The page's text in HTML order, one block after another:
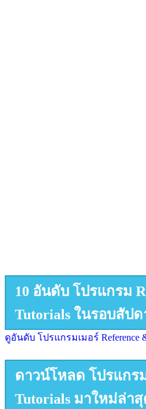
10 อันดับ โปรแกรม
Tutorials ในรอบสัปด
ดูอันดับ โปรแกรมเมอร์ Reference
ดาวน์โหลด โปรแกร
Tutorials มาใหม่ล่า